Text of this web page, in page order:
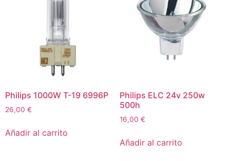
Philips 1000W T-19 6996P
26,00 €
Añadir al carrito
Philips ELC 24v 250w
500h
16,00 €
Añadir al carrito